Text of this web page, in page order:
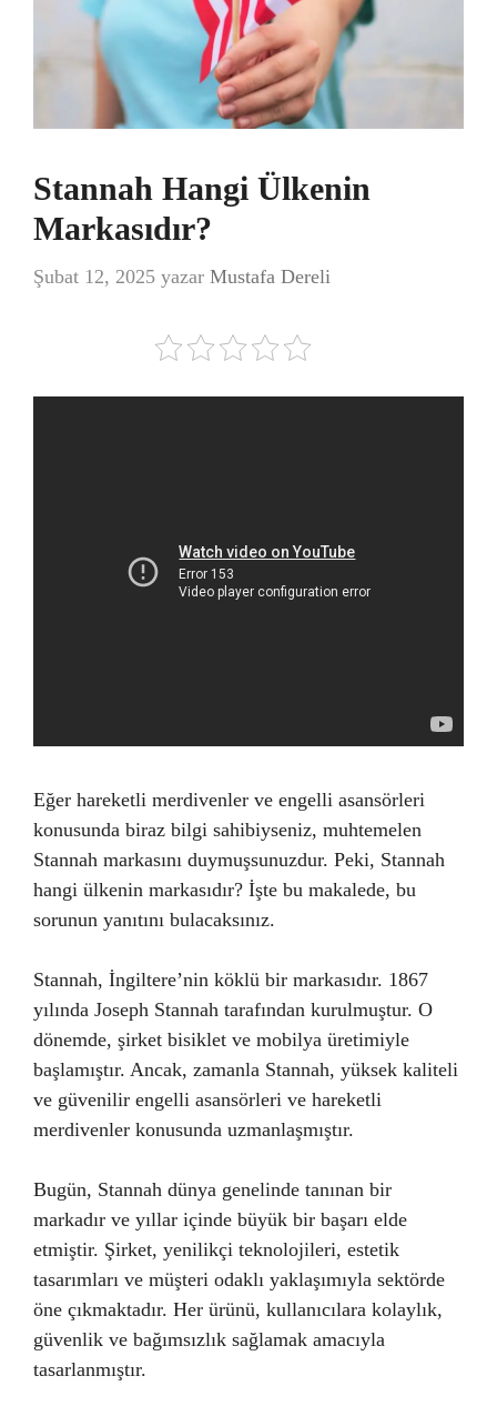
Stannah Hangi Ülkenin
Markasıdır?
Şubat 12, 2025 yazar Mustafa Dereli
Eğer hareketli merdivenler ve engelli asansörleri
konusunda biraz bilgi sahibiyseniz, muhtemelen
Stannah markasını duymuşsunuzdur. Peki, Stannah
hangi ülkenin markasıdır? İşte bu makalede, bu
sorunun yanıtını bulacaksınız.
Stannah, İngiltere’nin köklü bir markasıdır. 1867
yılında Joseph Stannah tarafından kurulmuştur. O
dönemde, şirket bisiklet ve mobilya üretimiyle
başlamıştır. Ancak, zamanla Stannah, yüksek kaliteli
ve güvenilir engelli asansörleri ve hareketli
merdivenler konusunda uzmanlaşmıştır.
Bugün, Stannah dünya genelinde tanınan bir
markadır ve yıllar içinde büyük bir başarı elde
etmiştir. Şirket, yenilikçi teknolojileri, estetik
tasarımları ve müşteri odaklı yaklaşımıyla sektörde
öne çıkmaktadır. Her ürünü, kullanıcılara kolaylık,
güvenlik ve bağımsızlık sağlamak amacıyla
tasarlanmıştır.